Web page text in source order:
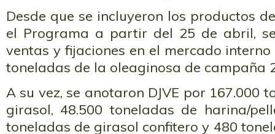
Desde que se incluyeron los productos
el Programa a partir del 25 de abril,
ventas y fijaciones en el mercado
toneladas de la oleaginosa de campaña
A su vez, se anotaron DJVE por 167.000
girasol, 48.500 toneladas de harina/
toneladas de girasol confitero y 480